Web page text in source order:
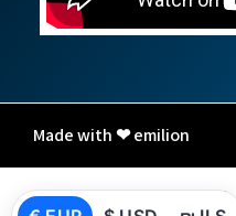
Made with ❤ emilion
עברית